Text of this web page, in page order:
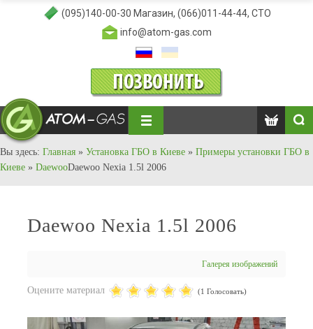
(095)140-00-30 Магазин, (066)011-44-44, СТО
info@atom-gas.com
Вы здесь: Главная » Установка ГБО в Киеве » Примеры установки ГБО в
Киеве » DaewooDaewoo Nexia 1.5l 2006
Daewoo Nexia 1.5l 2006
Галерея изображений
Оцените материал (1 Голосовать)